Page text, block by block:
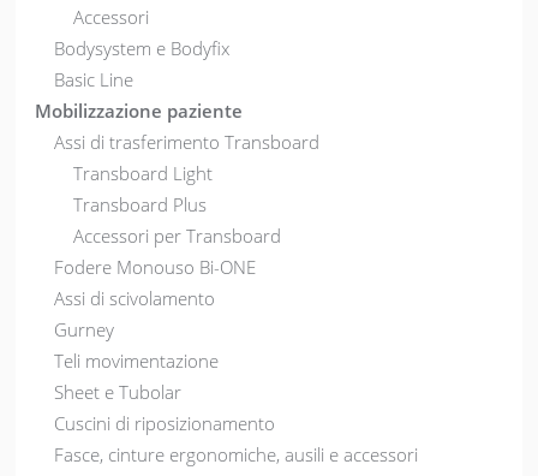
Accessori
Bodysystem e Bodyfix
Basic Line
Mobilizzazione paziente
Assi di trasferimento Transboard
Transboard Light
Transboard Plus
Accessori per Transboard
Fodere Monouso Bi-ONE
Assi di scivolamento
Gurney
Teli movimentazione
Sheet e Tubolar
Cuscini di riposizionamento
Fasce, cinture ergonomiche, ausili e accessori